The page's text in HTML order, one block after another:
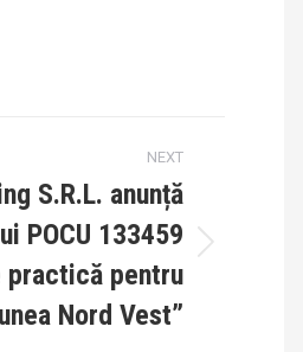
NEXT
S.R.L. anunță
POCU 133459
practică pentru
Nord Vest”